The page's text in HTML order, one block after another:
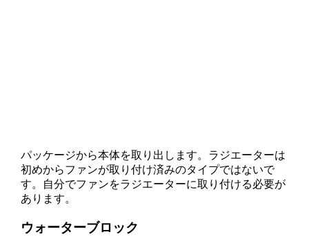
パッケージから本体を取り出します。ラジエーターは
初めからファンが取り付け済みのタイプではないで
す。自分でファンをラジエーターに取り付ける必要が
あります。
ウォーターブロック